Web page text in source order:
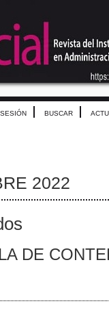
BUSCAR
2022
DE